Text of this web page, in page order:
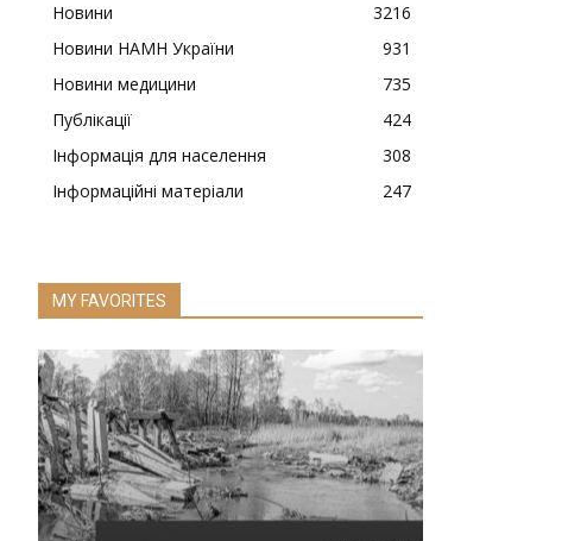
Новини
3216
Новини НАМН України
931
Новини медицини
735
Публікації
424
Інформація для населення
308
Інформаційні матеріали
247
MY FAVORITES